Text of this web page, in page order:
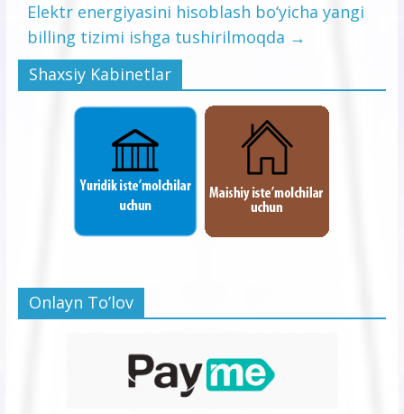
Elektr energiyasini hisoblash bо‘yicha yangi
billing tizimi ishga tushirilmoqda →
Shaxsiy Kabinetlar
Onlayn To’lov